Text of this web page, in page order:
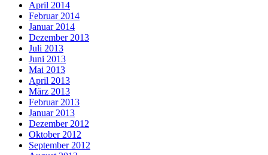
April 2014
Februar 2014
Januar 2014
Dezember 2013
Juli 2013
Juni 2013
Mai 2013
April 2013
März 2013
Februar 2013
Januar 2013
Dezember 2012
Oktober 2012
September 2012